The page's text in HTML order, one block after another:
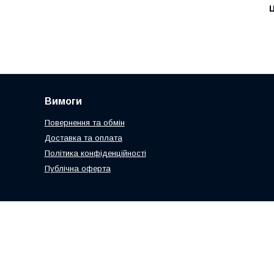
Вимоги
Повернення та обмін
Доставка та оплата
Політика конфіденційності
Публічна оферта